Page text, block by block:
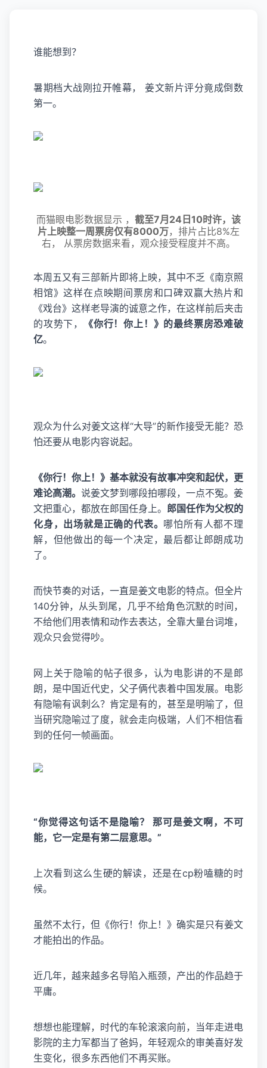
谁能想到？
暑期档大战刚拉开帷幕， 姜文新片评分竟成倒数
第一。
而猫眼电影数据显示 ， 截至7月24日10时许，该
片上映整一周票房仅有8000万，排片占比8%左
右， 从票房数据来看，观众接受程度并不高。
本周五又有三部新片即将上映，其中不乏《南京照
相馆》这样在点映期间票房和口碑双赢大热片和
《戏台》这样老导演的诚意之作，在这样前后夹击
的攻势下，
《你行！你上！》的最终票房恐难破
亿。
观众为什么对姜文这样“大导”的新作接受无能？恐
怕还要从电影内容说起。
《你行！你上！》基本就没有故事冲突和起伏，更
难论高潮。 说姜文梦到哪段拍哪段，一点不冤。姜
文把重心，都放在郎国任身上。 郎国任作为父权的
化身，出场就是正确的代表。 哪怕所有人都不理
解，但他做出的每一个决定，最后都让郎朗成功
了。
而快节奏的对话，一直是姜文电影的特点。但全片
140分钟，从头到尾，几乎不给角色沉默的时间，
不给他们用表情和动作去表达，全靠大量台词堆，
观众只会觉得吵。
网上关于隐喻的帖子很多，认为电影讲的不是郎
朗，是中国近代史，父子俩代表着中国发展。电影
有隐喻有讽刺么？肯定是有的，甚至是明喻了，但
当研究隐喻过了度，就会走向极端，人们不相信看
到的任何一帧画面。
“你觉得这句话不是隐喻？ 那可是姜文啊，不可
能，它一定是有第二层意思。”
上次看到这么生硬的解读，还是在cp粉嗑糖的时
候。
虽然不太行，但《你行！你上！》确实是只有姜文
才能拍出的作品。
近几年，越来越多名导陷入瓶颈，产出的作品趋于
平庸。
想想也能理解，时代的车轮滚滚向前，当年走进电
影院的主力军都当了爸妈，年轻观众的审美喜好发
生变化，很多东西他们不再买账。